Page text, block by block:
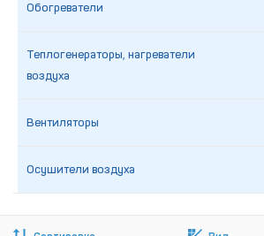
Обогреватели
Теплогенераторы, нагреватели
воздуха
Вентиляторы
Осушители воздуха